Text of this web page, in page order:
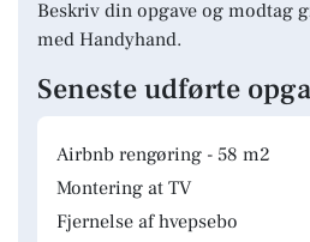
Beskriv din opgave og modtag
med Handyhand.
Seneste udførte
Airbnb rengøring - 58 m2
Montering at TV
Fjernelse af hvepsebo